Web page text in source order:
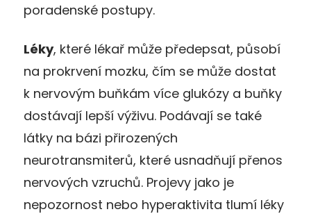
poradenské postupy.
Léky, které lékař může předepsat, působí
na prokrvení mozku, čím se může dostat
k nervovým buňkám více glukózy a buňky
dostávají lepší výživu. Podávají se také
látky na bázi přirozených
neurotransmiterů, které usnadňují přenos
nervových vzruchů. Projevy jako je
nepozornost nebo hyperaktivita tlumí léky